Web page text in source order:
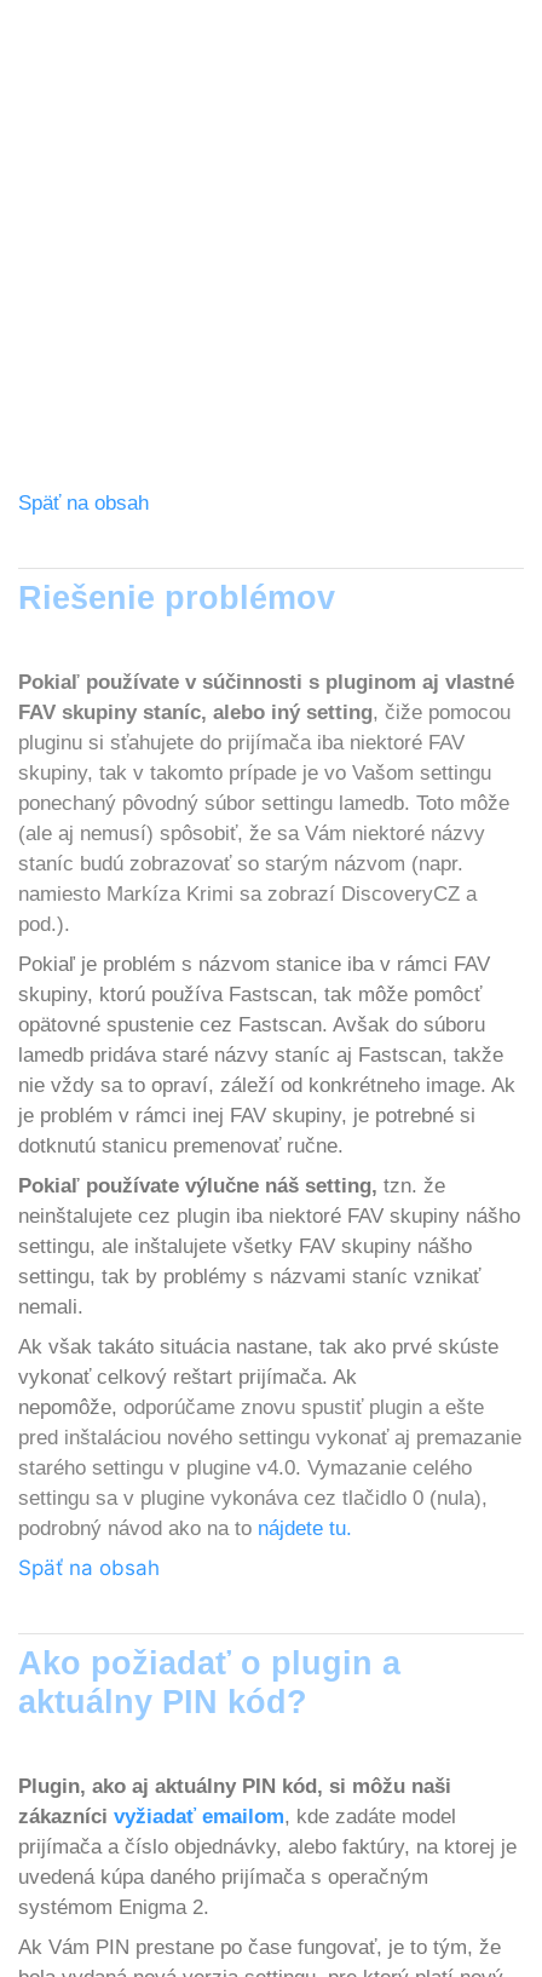
Späť na obsah
Riešenie problémov
Pokiaľ používate v súčinnosti s pluginom aj vlastné
FAV skupiny staníc, alebo iný setting, čiže pomocou
pluginu si sťahujete do prijímača iba niektoré FAV
skupiny, tak v takomto prípade je vo Vašom settingu
ponechaný pôvodný súbor settingu lamedb. Toto môže
(ale aj nemusí) spôsobiť, že sa Vám niektoré názvy
staníc budú zobrazovať so starým názvom (napr.
namiesto Markíza Krimi sa zobrazí DiscoveryCZ a
pod.).
Pokiaľ je problém s názvom stanice iba v rámci FAV
skupiny, ktorú používa Fastscan, tak môže pomôcť
opätovné spustenie cez Fastscan. Avšak do súboru
lamedb pridáva staré názvy staníc aj Fastscan, takže
nie vždy sa to opraví, záleží od konkrétneho image. Ak
je problém v rámci inej FAV skupiny, je potrebné si
dotknutú stanicu premenovať ručne.
Pokiaľ používate výlučne náš setting, tzn. že
neinštalujete cez plugin iba niektoré FAV skupiny nášho
settingu, ale inštalujete všetky FAV skupiny nášho
settingu, tak by problémy s názvami staníc vznikať
nemali.
Ak však takáto situácia nastane, tak ako prvé skúste
vykonať celkový reštart prijímača. Ak
nepomôže, odporúčame znovu spustiť plugin a ešte
pred inštaláciou nového settingu vykonať aj premazanie
starého settingu v plugine v4.0. Vymazanie celého
settingu sa v plugine vykonáva cez tlačidlo 0 (nula),
podrobný návod ako na to nájdete tu.
Späť na obsah
Ako požiadať o plugin a
aktuálny PIN kód?
Plugin, ako aj aktuálny PIN kód, si môžu naši
zákazníci vyžiadať emailom, kde zadáte model
prijímača a číslo objednávky, alebo faktúry, na ktorej je
uvedená kúpa daného prijímača s operačným
systémom Enigma 2.
Ak Vám PIN prestane po čase fungovať, je to tým, že